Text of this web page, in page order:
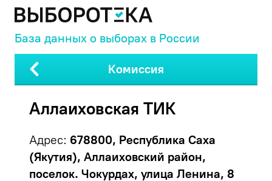
База данных о выборах в России
Комиссия
Аллаиховская ТИК
Адрес: 678800, Республика Саха
(Якутия), Аллаиховский район,
поселок. Чокурдах, улица Ленина, 8